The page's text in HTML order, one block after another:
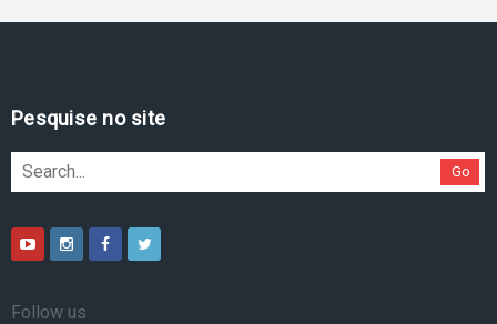
Pesquise no site
Go
Follow us